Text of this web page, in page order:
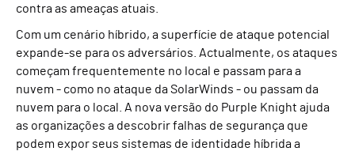
contra as ameaças atuais.
Com um cenário híbrido, a superfície de ataque potencial
expande-se para os adversários. Actualmente, os ataques
começam frequentemente no local e passam para a
nuvem - como no ataque da SolarWinds - ou passam da
nuvem para o local. A nova versão do Purple Knight ajuda
as organizações a descobrir falhas de segurança que
podem expor seus sistemas de identidade híbrida a